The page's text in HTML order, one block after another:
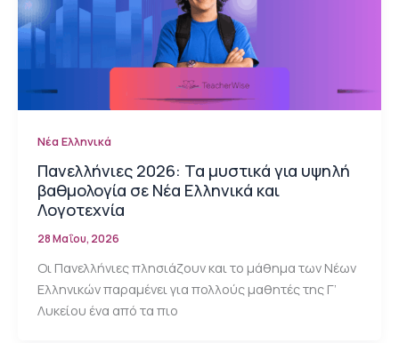
Νέα Ελληνικά
Πανελλήνιες 2026: Τα μυστικά για υψηλή
βαθμολογία σε Νέα Ελληνικά και
Λογοτεχνία
28 Μαΐου, 2026
Οι Πανελλήνιες πλησιάζουν και το μάθημα των Νέων
Ελληνικών παραμένει για πολλούς μαθητές της Γ’
Λυκείου ένα από τα πιο